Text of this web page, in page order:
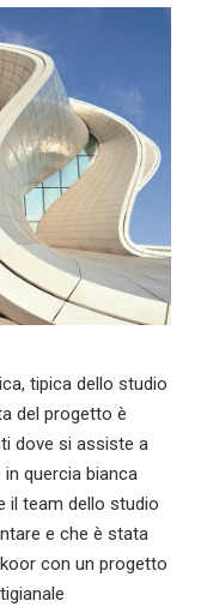
tipica dello studio
del progetto è
dove si assiste a
quercia bianca
il team dello studio
e che è stata
con un progetto